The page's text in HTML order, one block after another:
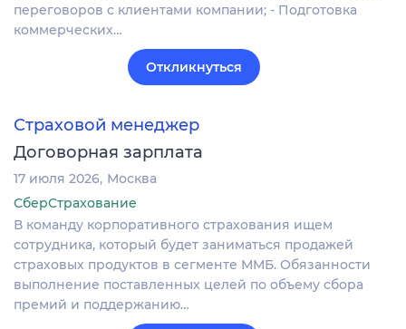
переговоров с клиентами компании; - Подготовка
коммерческих…
Откликнуться
Страховой менеджер
Договорная зарплата
17 июля 2026 Москва
СберСтрахование
В команду корпоративного страхования ищем
сотрудника, который будет заниматься продажей
страховых продуктов в сегменте ММБ. Обязанности
выполнение поставленных целей по объему сбора
премий и поддержанию…